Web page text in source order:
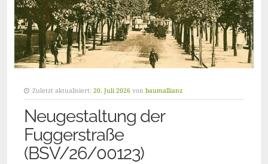
Zuletzt aktualisiert: 20. Juli 2026 von baumallianz
Neugestaltung der
Fuggerstraße
(BSV/26/00123)